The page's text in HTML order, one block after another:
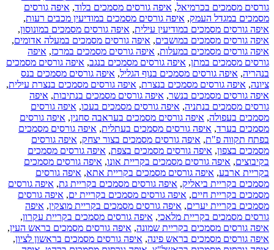
גורסים מסמכים בכרמיאל, איפה גורסים מסמכים בלוד, איפה גורסים
מסמכים במגדל העמק, איפה גורסים מסמכים במודיעין מכבים רעות,
איפה גורסים מסמכים במודיעין עילית, איפה גורסים מסמכים במונוסון,
איפה גורסים מסמכים במושבים, איפה גורסים מסמכים במעלה אדומים,
איפה גורסים מסמכים במעלות, איפה גורסים מסמכים במרכז, איפה
גורסים מסמכים במתן, איפה גורסים מסמכים בנגב, איפה גורסים מסמכים
בנהריה, איפה גורסים מסמכים בנוף הגליל, איפה גורסים מסמכים בנס
ציונה, איפה גורסים מסמכים בנצרת, איפה גורסים מסמכים בנצרת עילית,
איפה גורסים מסמכים בנשר, איפה גורסים מסמכים בנתיבות, איפה
גורסים מסמכים בנתניה, איפה גורסים מסמכים בעכו, איפה גורסים
מסמכים בעפולה, איפה גורסים מסמכים בעראבה סחנין, איפה גורסים
מסמכים בערד, איפה גורסים מסמכים בעתלית, איפה גורסים מסמכים
בפתח תקווה פ"ת, איפה גורסים מסמכים בצור יצחק, איפה גורסים
מסמכים בצפון, איפה גורסים מסמכים בצפת, איפה גורסים מסמכים
בקיבוצים, איפה גורסים מסמכים בקריית אונו, איפה גורסים מסמכים
בקריית ארבע, איפה גורסים מסמכים בקריית אתא, איפה גורסים
מסמכים בקריית ביאליק, איפה גורסים מסמכים בקריית גת, איפה גורסים
מסמכים בקריית חיים, איפה גורסים מסמכים בקריית ים, איפה גורסים
מסמכים בקריית יערים, איפה גורסים מסמכים בקריית מוצקין, איפה
גורסים מסמכים בקריית מלאכי, איפה גורסים מסמכים בקריית עקרון,
איפה גורסים מסמכים בקריית שמונה, איפה גורסים מסמכים בראש העין,
איפה גורסים מסמכים בראש פינה, איפה גורסים מסמכים בראשון לציון,